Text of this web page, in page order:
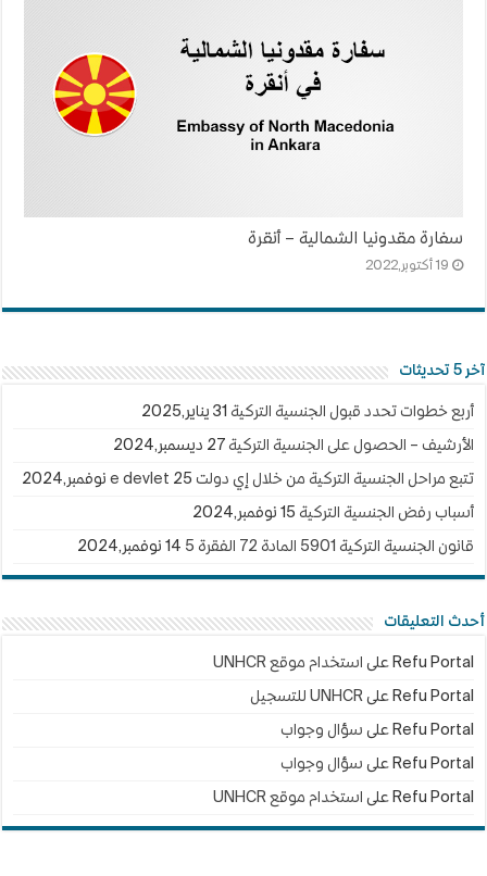
سفارة مقدونيا الشمالية – أنقرة
19 أكتوبر,2022
آخر 5 تحديثات
أربع خطوات تحدد قبول الجنسية التركية 31 يناير,2025
الأرشيف – الحصول على الجنسية التركية 27 ديسمبر,2024
تتبع مراحل الجنسية التركية من خلال إي دولت e devlet 25 نوفمبر,2024
أسباب رفض الجنسية التركية 15 نوفمبر,2024
قانون الجنسية التركية 5901 المادة 72 الفقرة 5 14 نوفمبر,2024
أحدث التعليقات
Refu Portal على استخدام موقع UNHCR
Refu Portal على UNHCR للتسجيل
Refu Portal على سؤال وجواب
Refu Portal على سؤال وجواب
Refu Portal على استخدام موقع UNHCR